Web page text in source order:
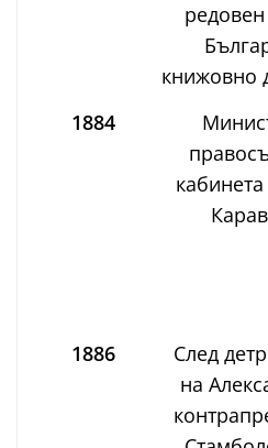
книжовно
1884
1886
След
на